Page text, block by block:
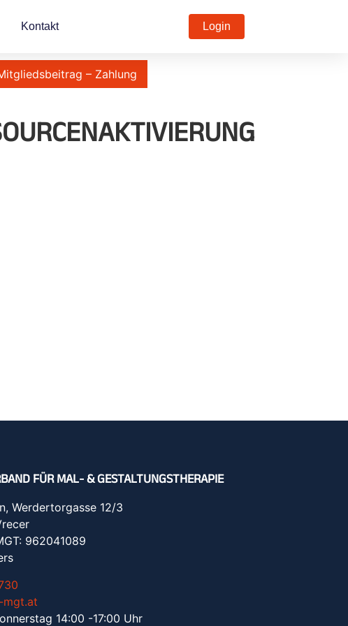
Kontakt Login
– Zahlung
FÜR MAL- & GESTALTUNGSTHERAPIE
Werdertorgasse 12/3
962041089
14:00 -17:00 Uhr